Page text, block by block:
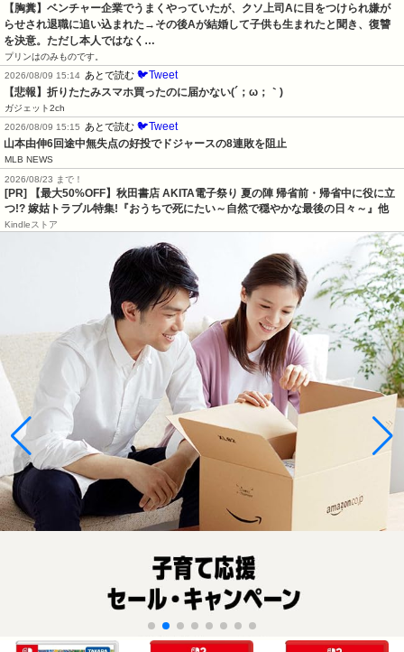
【胸糞】ベンチャー企業でうまくやっていたが、クソ上司Aに目をつけられ嫌が
らせされ退職に追い込まれた→その後Aが結婚して子供も生まれたと聞き、復讐
を決意。ただし本人ではなく…
プリンはのみものです。
2026/08/09 15:14 あとで読む 🐦Tweet
【悲報】折りたたみスマホ買ったのに届かない(´；ω；｀)
ガジェット2ch
2026/08/09 15:15
あとで読む 🐦Tweet
山本由伸6回途中無失点の好投でドジャースの8連敗を阻止
MLB NEWS
2026/08/23 まで！
[PR] 【最大50%OFF】秋田書店 AKITA電子祭り 夏の陣 帰省前・帰省中に役に立
つ!? 嫁姑トラブル特集!『おうちで死にたい～自然で穏やかな最後の日々～』他
Kindleストア